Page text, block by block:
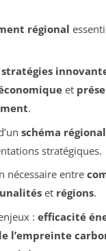
régional
stratégies
et
.
schéma
stratégiques.
nécessaire entre
et régions.
: efficacité
l’empreinte